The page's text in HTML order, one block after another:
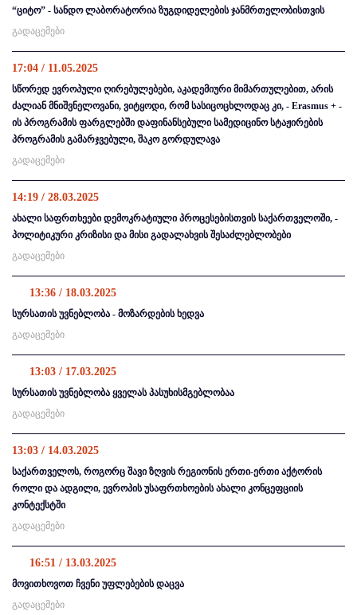
“ციტო” - სანდო ლაბორატორია ზუგდიდელების ჯანმრთელობისთვის
გადაცემები
17:04 / 11.05.2025
სწორედ ევროპული ღირებულებები, აკადემიური მიმართულებით, არის
ძალიან მნიშვნელოვანი, ვიტყოდი, რომ სასიცოცხლოდაც კი, - Erasmus + -
ის პროგრამის ფარგლებში დაფინანსებული სამედიცინო სტაჟირების
პროგრამის გამარჯვებული, შაკო გორდულავა
გადაცემები
14:19 / 28.03.2025
ახალი საფრთხეები დემოკრატიული პროცესებისთვის საქართველოში, -
პოლიტიკური კრიზისი და მისი გადალახვის შესაძლებლობები
გადაცემები
13:36 / 18.03.2025
სურსათის უვნებლობა - მოზარდების ხედვა
გადაცემები
13:03 / 17.03.2025
სურსათის უვნებლობა ყველას პასუხისმგებლობაა
გადაცემები
13:03 / 14.03.2025
საქართველოს, როგორც შავი ზღვის რეგიონის ერთი-ერთი აქტორის
როლი და ადგილი, ევროპის უსაფრთხოების ახალი კონცეფციის
კონტექსტში
გადაცემები
16:51 / 13.03.2025
მოვითხოვოთ ჩვენი უფლებების დაცვა
გადაცემები